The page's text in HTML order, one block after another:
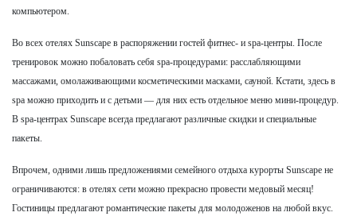
компьютером.
Во всех отелях Sunscape в распоряжении гостей фитнес- и spa-центры. После
тренировок можно побаловать себя spa-процедурами: расслабляющими
массажами, омолаживающими косметическими масками, сауной. Кстати, здесь в
spa можно приходить и с детьми — для них есть отдельное меню мини-процедур.
В spa-центрах Sunscape всегда предлагают различные скидки и специальные
пакеты.
Впрочем, одними лишь предложениями семейного отдыха курорты Sunscape не
ограничиваются: в отелях сети можно прекрасно провести медовый месяц!
Гостиницы предлагают романтические пакеты для молодоженов на любой вкус.